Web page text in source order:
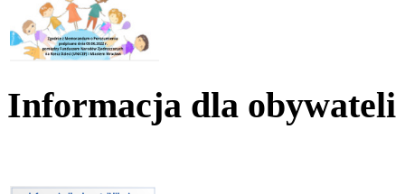
Informacja dla